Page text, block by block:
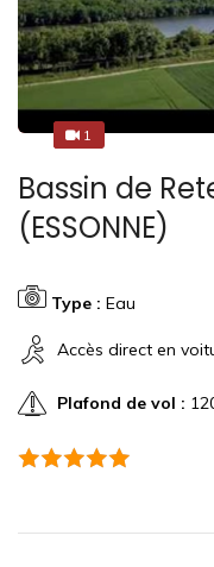
1
1
Bassin de
(ESSONNE)
Type : Eau
Accès direct en
Plafond de vol :